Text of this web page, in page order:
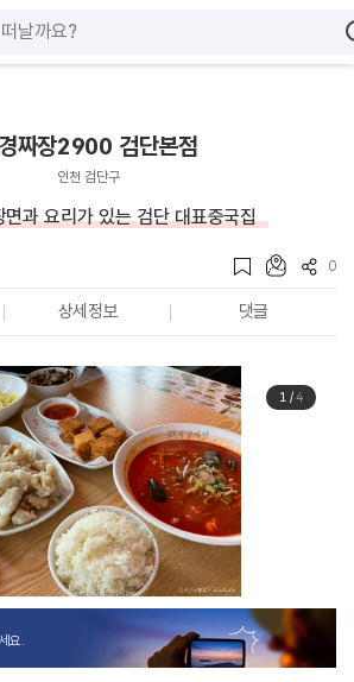
짜장2900 검단본점
인천 검단구
면과 요리가 있는 검단 대표중국집
0
상세정보 댓글
1/4
요.